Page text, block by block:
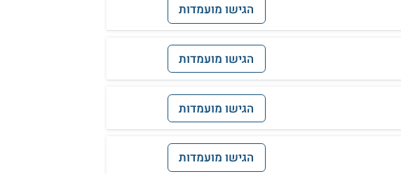
הגישו מועמדות
הגישו מועמדות
הגישו מועמדות
הגישו מועמדות